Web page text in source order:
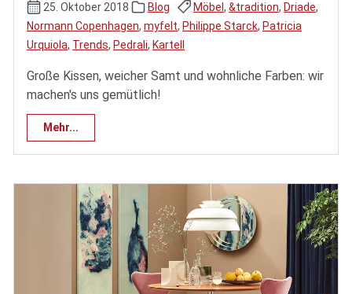
25. Oktober 2018 Blog Möbel , &tradition, Driade,
Normann Copenhagen, myfelt, Philippe Starck, Patricia
Urquiola, Trends, Pedrali, Kartell
Große Kissen, weicher Samt und wohnliche Farben: wir
machen's uns gemütlich!
Mehr...